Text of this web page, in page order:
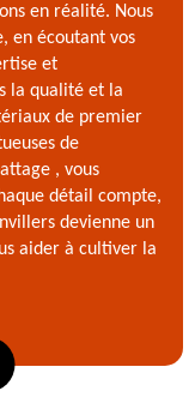
en réalité. Nous
en écoutant vos
et
la qualité et la
de premier
de
, vous
détail compte,
devienne un
aider à cultiver la